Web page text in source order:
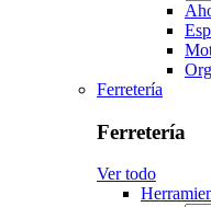
Ferretería
Ferretería
Ver todo